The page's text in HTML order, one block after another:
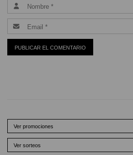
Ver promociones
Ver sorteos